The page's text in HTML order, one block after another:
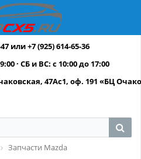
или +7 (925) 614-65-36
· СБ и ВС: с 10:00 до 17:00
47Ас1, оф. 191 «БЦ
Запчасти Mazda